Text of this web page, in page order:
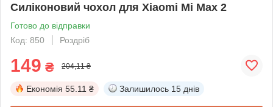
Силіконовий чохол для Xiaomi Mi Max 2
Готово до відправки
Код: 850
Роздріб
149 ₴ 204,11 ₴
Економія 55.11 ₴ Залишилось 15 днів